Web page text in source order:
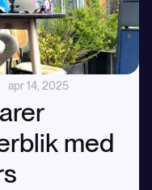
apr 14, 2025
med